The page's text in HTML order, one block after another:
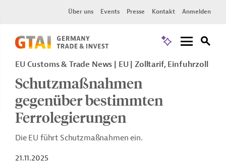
Über uns Events Presse Kontakt Anmelden
EU Customs & Trade News EU Zolltarif, Einfuhrzoll
Schutzmaßnahmen
gegenüber bestimmten
Ferrolegierungen
Die EU führt Schutzmaßnahmen ein.
21.11.2025